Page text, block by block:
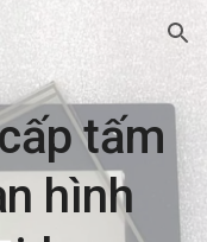
Skip to navigation
tấm
hình